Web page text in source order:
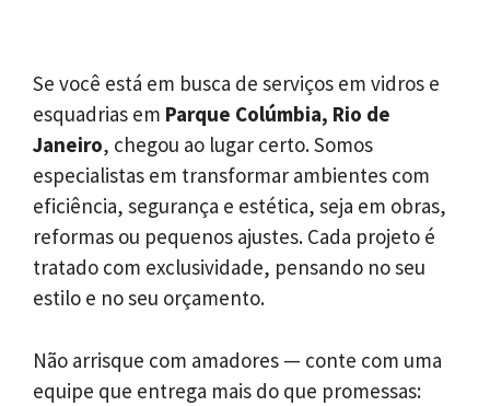
Se você está em busca de serviços em vidros e
esquadrias em Parque Colúmbia, Rio de
Janeiro, chegou ao lugar certo. Somos
especialistas em transformar ambientes com
eficiência, segurança e estética, seja em obras,
reformas ou pequenos ajustes. Cada projeto é
tratado com exclusividade, pensando no seu
estilo e no seu orçamento.
Não arrisque com amadores — conte com uma
equipe que entrega mais do que promessas: